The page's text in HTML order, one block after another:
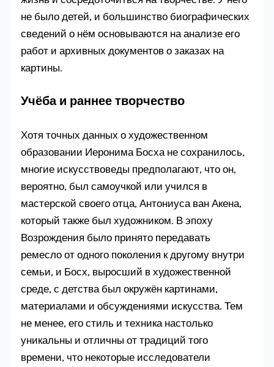
не было детей, и большинство биографических
сведений о нём основываются на анализе его
работ и архивных документов о заказах на
картины.
Учёба и раннее творчество
Хотя точных данных о художественном
образовании Иеронима Босха не сохранилось,
многие искусствоведы предполагают, что он,
вероятно, был самоучкой или учился в
мастерской своего отца, Антониуса ван Акена,
который также был художником. В эпоху
Возрождения было принято передавать
ремесло от одного поколения к другому внутри
семьи, и Босх, выросший в художественной
среде, с детства был окружён картинами,
материалами и обсуждениями искусства. Тем
не менее, его стиль и техника настолько
уникальны и отличны от традиций того
времени, что некоторые исследователи